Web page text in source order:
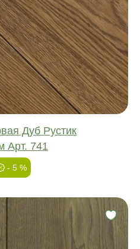
Дуб Рустик
Арт. 741
- 5 %